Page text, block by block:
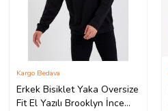
Erkek Bisiklet Yaka Oversize
Fit El Yazılı Brooklyn İnce
Kargo Bedava